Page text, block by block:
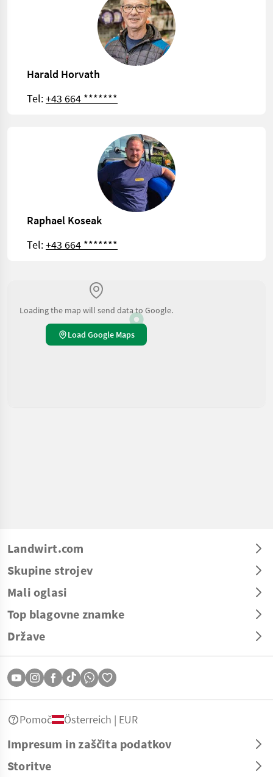
Harald Horvath
Tel:+43 664 *******
Raphael Koseak
Tel:+43 664 *******
Loading the map will send data to Google.
Load Google Maps
Landwirt.com
Skupine strojev
Mali oglasi
Top blagovne znamke
Države
Impresum in zaščita podatkov
Storitve
Pomoč Österreich | EUR